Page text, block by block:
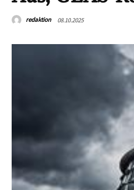
redaktion 08.10.2025